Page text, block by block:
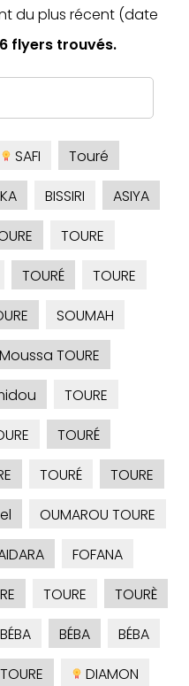
du plus récent (date
flyers trouvés.
SAFI
Touré
BISSIRI
ASIYA
TOURE
TOURÉ
TOURE
SOUMAH
Moussa TOURE
TOURE
TOURÉ
TOURÉ
TOURE
OUMAROU TOURE
FOFANA
TOURE
TOURÈ
BÉBA BÉBA
BÉBA
TOURE
DIAMON